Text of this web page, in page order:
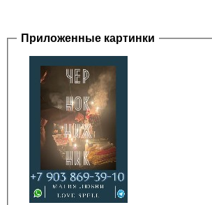
Приложенные картинки